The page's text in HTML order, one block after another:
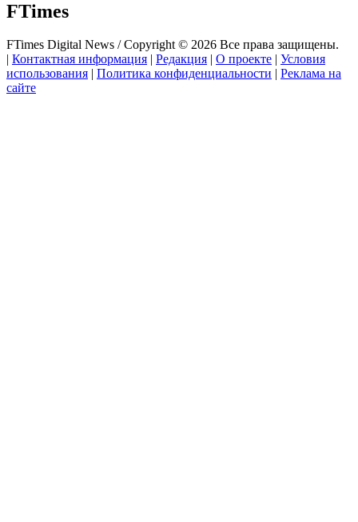
FTimes
FTimes Digital News / Copyright © 2026 Все права защищены.
Контактная информация Редакция О проекте
Условия
использования
Политика конфиденциальности
Реклама на
сайте